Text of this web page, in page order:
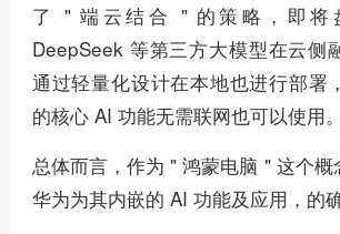
了 " 端云结合 " 的策略，即将
DeepSeek 等第三方大模型在云侧
通过轻量化设计在本地也进行部署
的核心 AI 功能无需联网也可以使用。
总体而言，作为 " 鸿蒙电脑 " 这个概
华为为其内嵌的 AI 功能及应用，的